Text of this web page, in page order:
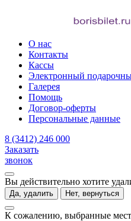
О нас
Контакты
Кассы
Электронный
Галерея
Помощь
Договор-оферты
Персональные данные
8 (3412) 246 000
Заказать
звонок
Вы действительно хотите
Да, удалить Нет, вернуться
К сожалению, выбранные